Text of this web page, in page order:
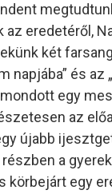
az eredetéről,
két
napjába” és az
egy
az
újabb
a
körbejárt egy